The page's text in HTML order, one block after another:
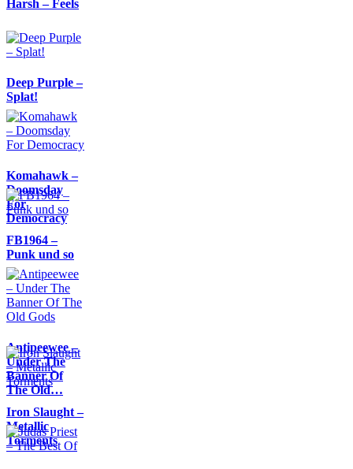
Harsh – Feels
Deep Purple –
Splat!
Komahawk –
Doomsday
For
Democracy
FB1964 –
Punk und so
Antipeewee –
Under The
Banner Of
The Old…
Iron Slaught –
Metallic
Torments